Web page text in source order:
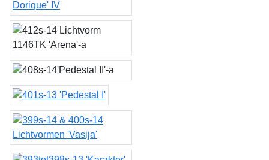
le timbre Dorique IV
Lichtvorm 1146TK 'Arena'
Pedestal II
401s-13 'Pedestal I'
Lichtvormen 'Vasijas'